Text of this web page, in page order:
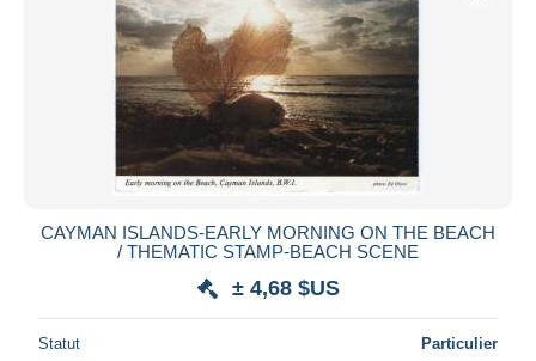
CAYMAN ISLANDS-EARLY MORNING ON THE BEACH
/ THEMATIC STAMP-BEACH SCENE
± 4,68 $US
Statut Particulier